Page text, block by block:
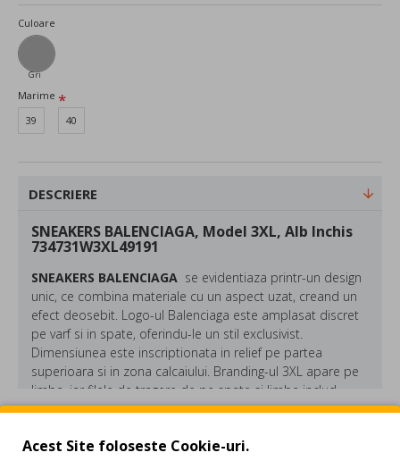
Culoare
Gri
Marime
39
40
DESCRIERE
SNEAKERS BALENCIAGA, Model 3XL, Alb Inchis
734731W3XL49191
SNEAKERS BALENCIAGA se evidentiaza printr-un design
unic, ce combina materiale cu un aspect uzat, creand un
efect deosebit. Logo-ul Balenciaga este amplasat discret
pe varf si in spate, oferindu-le un stil exclusivist.
Dimensiunea este inscriptionata in relief pe partea
superioara si in zona calcaiului. Branding-ul 3XL apare pe
limba, iar filele de tragere de pe spate si limba includ
elemente reflectorizante.
Retineti ca sireturile suplimentare, infasurate in jurul
Acest Site foloseste Cookie-uri.